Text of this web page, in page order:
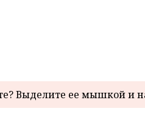
Выделите ее мышкой и